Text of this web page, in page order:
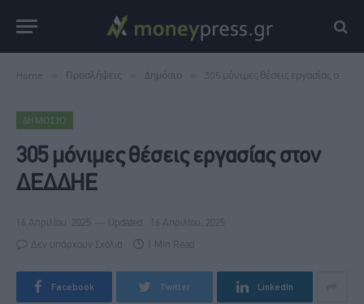
Home Προσλήψεις Δημόσιο 305 μόνιμες θέσεις εργασίας στον ΔΕΔΔΗΕ
ΔΗΜΌΣΙΟ
305 μόνιμες θέσεις εργασίας στον
ΔΕΔΔΗΕ
16 Απριλίου, 2025 Updated: 16 Απριλίου, 2025
Δεν υπάρχουν Σχόλια 1 Min Read
Facebook Twitter LinkedIn